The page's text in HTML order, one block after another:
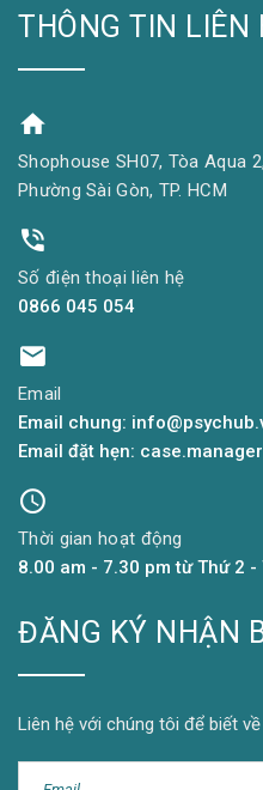
THÔNG TIN LIÊN
Shophouse SH07, Tòa Aqua
Phường Sài Gòn, TP. HCM
Số điện thoại liên hệ
0866 045 054
Email
Email chung:
Email đặt hẹn:
Thời gian hoạt động
8.00 am - 7.30 pm từ Thứ 2 -
ĐĂNG KÝ NHẬN
Liên hệ với chúng tôi để biết